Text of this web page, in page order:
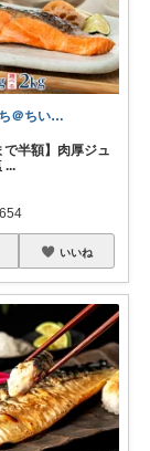
もぐきち＠ちい活など🎊購入感謝
で半額】肉厚ジュ
...
654
いいね